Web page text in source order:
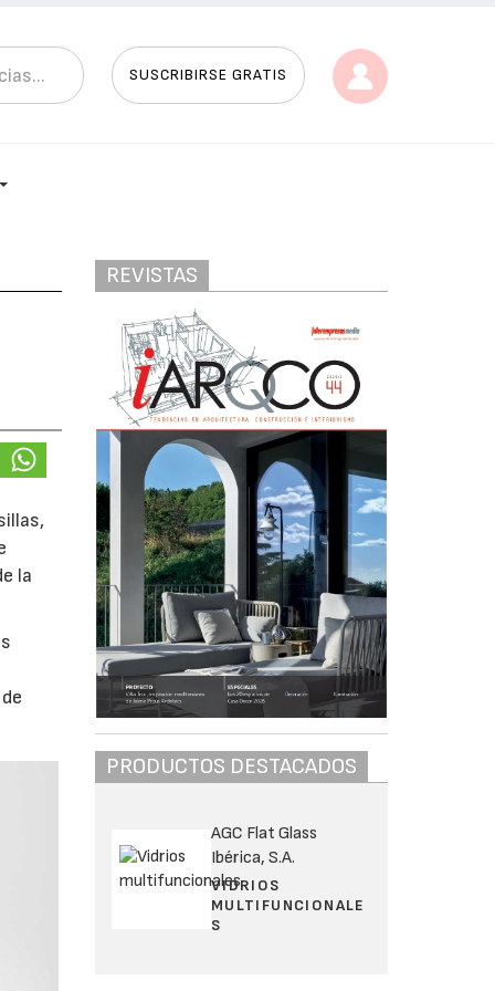
SUSCRIBIRSE GRATIS
la
REVISTAS
PRODUCTOS DESTACADOS
AGC Flat Glass
Ibérica, S.A.
VIDRIOS
MULTIFUNCIONALE
S